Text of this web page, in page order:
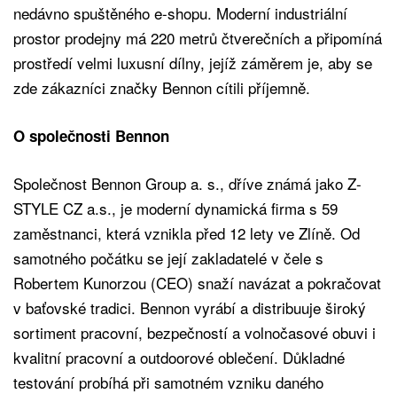
nedávno spuštěného e-shopu. Moderní industriální
prostor prodejny má 220 metrů čtverečních a připomíná
prostředí velmi luxusní dílny, jejíž záměrem je, aby se
zde zákazníci značky Bennon cítili příjemně.
O společnosti Bennon
Společnost Bennon Group a. s., dříve známá jako Z-
STYLE CZ a.s., je moderní dynamická firma s 59
zaměstnanci, která vznikla před 12 lety ve Zlíně. Od
samotného počátku se její zakladatelé v čele s
Robertem Kunorzou (CEO) snaží navázat a pokračovat
v baťovské tradici. Bennon vyrábí a distribuuje široký
sortiment pracovní, bezpečností a volnočasové obuvi i
kvalitní pracovní a outdoorové oblečení. Důkladné
testování probíhá při samotném vzniku daného